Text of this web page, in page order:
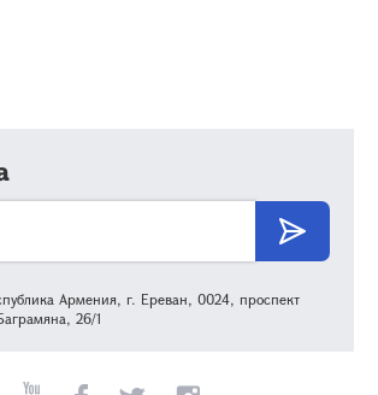
Армения, г. Ереван, 0024, проспект
26/1